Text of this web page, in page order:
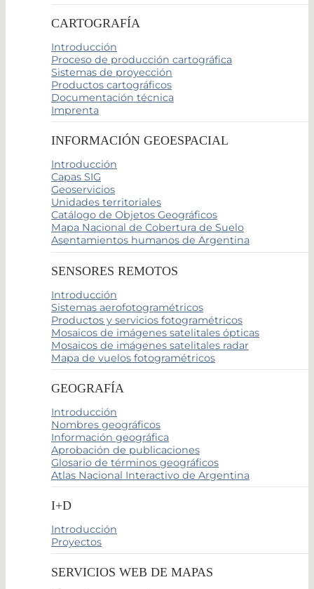
CARTOGRAFÍA
Introducción
Proceso de producción cartográfica
Sistemas de proyección
Productos cartográficos
Documentación técnica
Imprenta
INFORMACIÓN GEOESPACIAL
Introducción
Capas SIG
Geoservicios
Unidades territoriales
Catálogo de Objetos Geográficos
Mapa Nacional de Cobertura de Suelo
Asentamientos humanos de Argentina
SENSORES REMOTOS
Introducción
Sistemas aerofotogramétricos
Productos y servicios fotogramétricos
Mosaicos de imágenes satelitales ópticas
Mosaicos de imágenes satelitales radar
Mapa de vuelos fotogramétricos
GEOGRAFÍA
Introducción
Nombres geográficos
Información geográfica
Aprobación de publicaciones
Glosario de términos geográficos
Atlas Nacional Interactivo de Argentina
I+D
Introducción
Proyectos
SERVICIOS WEB DE MAPAS